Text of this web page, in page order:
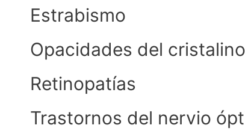
Estrabismo
Opacidades del cristalino
Retinopatías
Trastornos del nervio